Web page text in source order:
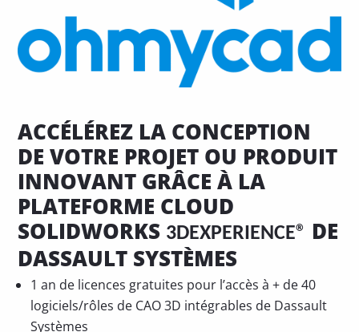
ACCÉLÉREZ LA CONCEPTION
DE VOTRE PROJET OU PRODUIT
INNOVANT GRÂCE À LA
PLATEFORME CLOUD
SOLIDWORKS 3DEXPERIENCE® DE
DASSAULT SYSTÈMES
1 an de licences gratuites pour l’accès à + de 40
logiciels/rôles de CAO 3D intégrables de Dassault
Systèmes